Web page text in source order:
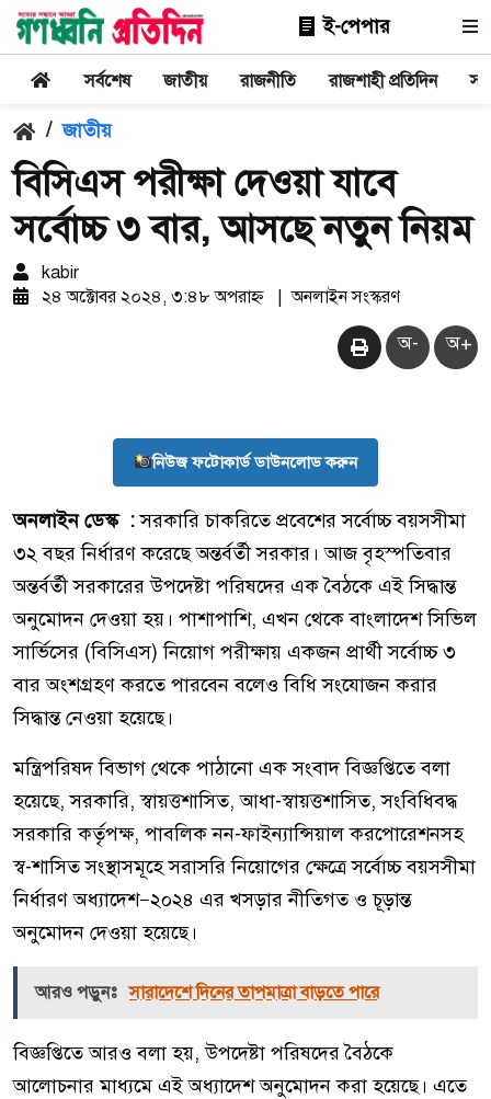
ই-পেপার
সর্বশেষ জাতীয় রাজনীতি রাজশাহী প্রতিদিন
/ জাতীয়
বিসিএস পরীক্ষা দেওয়া যাবে
সর্বোচ্চ ৩ বার, আসছে নতুন নিয়ম
kabir
২৪ অক্টোবর ২০২৪, ৩:৪৮ অপরাহ্ন
| অনলাইন সংস্করণ
অ- অ+
নিউজ ফটোকার্ড ডাউনলোড করুন
অনলাইন ডেস্ক :সরকারি চাকরিতে প্রবেশের সর্বোচ্চ বয়সসীমা
৩২ বছর নির্ধারণ করেছে অন্তর্বর্তী সরকার। আজ বৃহস্পতিবার
অন্তর্বর্তী সরকারের উপদেষ্টা পরিষদের এক বৈঠকে এই সিদ্ধান্ত
অনুমোদন দেওয়া হয়। পাশাপাশি, এখন থেকে বাংলাদেশ সিভিল
সার্ভিসের (বিসিএস) নিয়োগ পরীক্ষায় একজন প্রার্থী সর্বোচ্চ ৩
বার অংশগ্রহণ করতে পারবেন বলেও বিধি সংযোজন করার
সিদ্ধান্ত নেওয়া হয়েছে।
মন্ত্রিপরিষদ বিভাগ থেকে পাঠানো এক সংবাদ বিজ্ঞপ্তিতে বলা
হয়েছে, সরকারি, স্বায়ত্তশাসিত, আধা-স্বায়ত্তশাসিত, সংবিধিবদ্ধ
সরকারি কর্তৃপক্ষ, পাবলিক নন-ফাইন্যান্সিয়াল করপোরেশনসহ
স্ব-শাসিত সংস্থাসমূহে সরাসরি নিয়োগের ক্ষেত্রে সর্বোচ্চ বয়সসীমা
নির্ধারণ অধ্যাদেশ—২০২৪ এর খসড়ার নীতিগত ও চূড়ান্ত
অনুমোদন দেওয়া হয়েছে।
আরও পড়ুনঃ সারাদেশে দিনের তাপমাত্রা বাড়তে পারে
বিজ্ঞপ্তিতে আরও বলা হয়, উপদেষ্টা পরিষদের বৈঠকে
আলোচনার মাধ্যমে এই অধ্যাদেশ অনুমোদন করা হয়েছে। এতে